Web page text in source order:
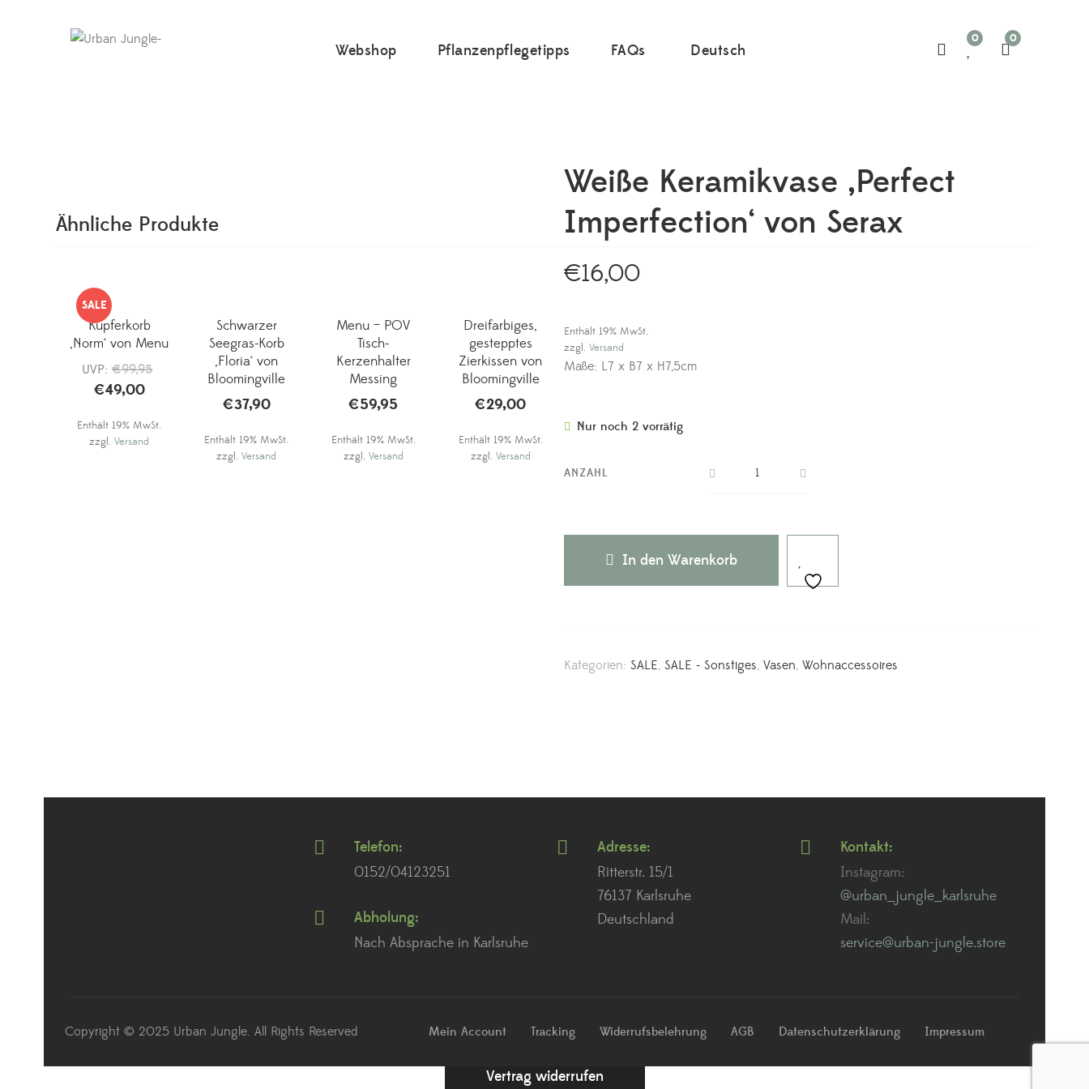
Webshop Pflanzenpflegetipps FAQs Deutsch
0 0
Weiße Keramikvase ‚Perfect
Imperfection‘ von Serax
€16,00
Enthält 19% MwSt.
zzgl.Versand
Maße: L7 x B7 x H7,5cm
Nur noch 2 vorrätig
ANZAHL
In den Warenkorb
Kategorien:SALE,SALE - Sonstiges,Vasen,Wohnaccessoires
Ähnliche Produkte
SALE
Kupferkorb
‚Norm‘ von Menu
UVP: €99,95
Ursprünglicher
€99,95
€49,00Aktueller
ist:
Enthält 19% MwSt.
zzgl.Versand
Schwarzer
Seegras-Korb
‚Floria‘ von
Bloomingville
€37,90
Enthält 19% MwSt.
zzgl.Versand
Menu – POV
Tisch-
Kerzenhalter
Messing
€59,95
Enthält 19% MwSt.
zzgl. Versand
Dreifarbiges,
gestepptes
Zierkissen von
Bloomingville
€29,00
Enthält 19% MwSt.
zzgl. Versand
Telefon:
0152/04123251
Abholung:
Nach Absprache in Karlsruhe
Adresse:
Ritterstr. 15/1
76137 Karlsruhe
Deutschland
Kontakt:
Instagram:
@urban_jungle_karlsruhe
Mail:
service@urban-jungle.store
Copyright © 2025 Urban Jungle. All Rights Reserved Mein Account Tracking Widerrufsbelehrung AGB Datenschutzerklärung Impressum
Vertrag widerrufen